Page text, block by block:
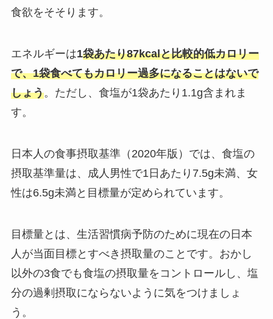
食欲をそそります。
エネルギーは1袋あたり87kcalと比較的低カロリー
で、1袋食べてもカロリー過多になることはないで
しょう。ただし、食塩が1袋あたり1.1g含まれま
す。
日本人の食事摂取基準（2020年版）では、食塩の
摂取基準量は、成人男性で1日あたり7.5g未満、女
性は6.5g未満と目標量が定められています。
目標量とは、生活習慣病予防のために現在の日本
人が当面目標とすべき摂取量のことです。おかし
以外の3食でも食塩の摂取量をコントロールし、塩
分の過剰摂取にならないように気をつけましょ
う。